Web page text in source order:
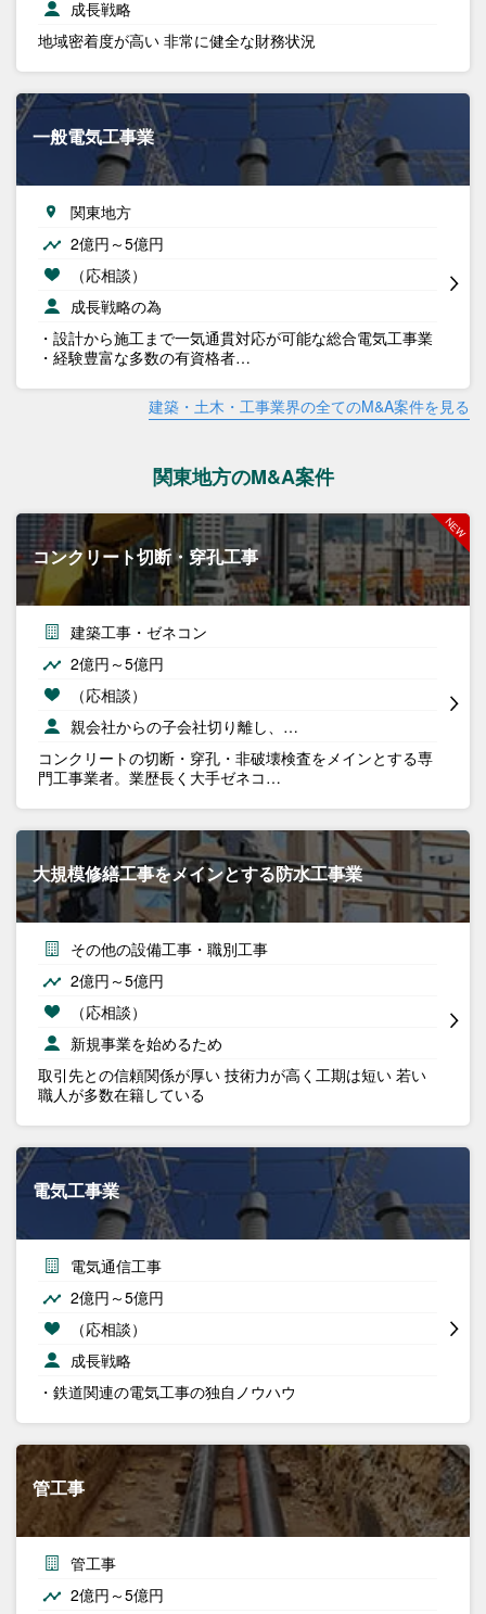
成長戦略
地域密着度が高い 非常に健全な財務状況
一般電気工事業
関東地方
2億円～5億円
（応相談）
成長戦略の為
・設計から施工まで一気通貫対応が可能な総合電気工事業
・経験豊富な多数の有資格者…
建築・土木・工事業界の全てのM&A案件を見る
関東地方のM&A案件
コンクリート切断・穿孔工事
建築工事・ゼネコン
2億円～5億円
（応相談）
親会社からの子会社切り離し、…
コンクリートの切断・穿孔・非破壊検査をメインとする専
門工事業者。業歴長く大手ゼネコ…
大規模修繕工事をメインとする防水工事業
その他の設備工事・職別工事
2億円～5億円
（応相談）
新規事業を始めるため
取引先との信頼関係が厚い 技術力が高く工期は短い 若い
職人が多数在籍している
電気工事業
電気通信工事
2億円～5億円
（応相談）
成長戦略
・鉄道関連の電気工事の独自ノウハウ
管工事
管工事
2億円～5億円